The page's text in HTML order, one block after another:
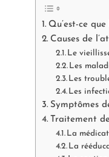
Qu’est-ce
Causes de
Le
Les
Les
Les
Symptômes
Traitement
La
La